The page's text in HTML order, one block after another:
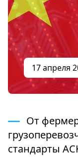
17 апреля
От
стандарты